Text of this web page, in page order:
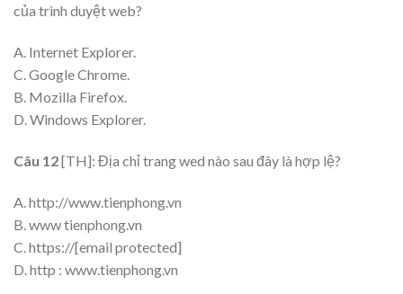
của trình duyệt web?
A. Internet Explorer.
C. Google Chrome.
B. Mozilla Firefox.
D. Windows Explorer.
Câu 12[TH]: Địa chỉ trang wed nào sau đây là hợp lệ?
A. http://www.tienphong.vn
B. www tienphong.vn
C. https://[email protected]
D. http : www.tienphong.vn